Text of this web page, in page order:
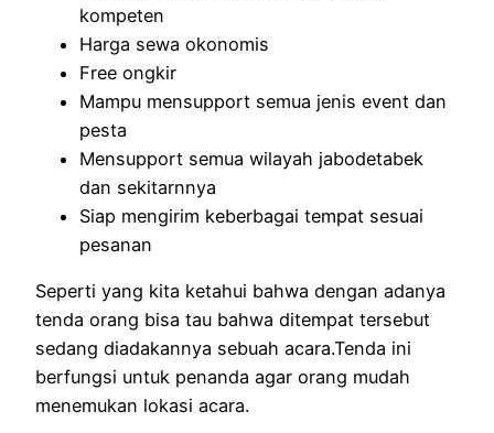
kompeten
Harga sewa okonomis
Free ongkir
Mampu mensupport semua jenis event dan
pesta
Mensupport semua wilayah jabodetabek
dan sekitarnnya
Siap mengirim keberbagai tempat sesuai
pesanan
Seperti yang kita ketahui bahwa dengan adanya
tenda orang bisa tau bahwa ditempat tersebut
sedang diadakannya sebuah acara.Tenda ini
berfungsi untuk penanda agar orang mudah
menemukan lokasi acara.